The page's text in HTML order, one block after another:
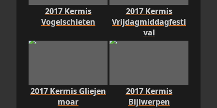
2017 Kermis
Vogelschieten
2017 Kermis
Vrijdagmiddagfesti
val
2017 Kermis Gliejen
moar
2017 Kermis
Bijlwerpen